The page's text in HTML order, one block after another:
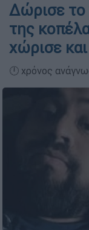
Δώρισε το
της
χώρισε
🕛 χρόνος